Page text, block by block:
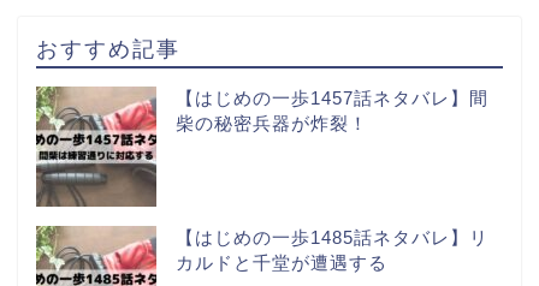
おすすめ記事
【はじめの一歩1457話ネタバレ】間
柴の秘密兵器が炸裂！
【はじめの一歩1485話ネタバレ】リ
カルドと千堂が遭遇する